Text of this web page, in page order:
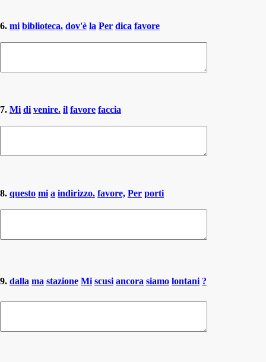
6. mi biblioteca. dov'è la Per dica favore
7. Mi di venire. il favore faccia
8. questo mi a indirizzo. favore, Per porti
9. dalla ma stazione Mi scusi ancora siamo lontani ?